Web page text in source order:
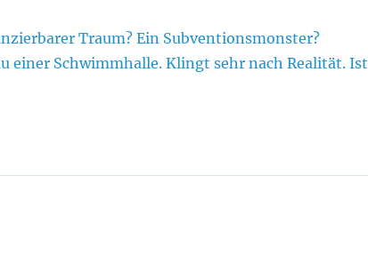
Traum? Ein Subventionsmonster?
einer Schwimmhalle. Klingt sehr nach Realität. Ist